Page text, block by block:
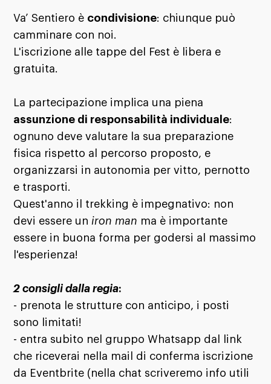
Va’ Sentiero è condivisione: chiunque può
camminare con noi.
L'iscrizione alle tappe del Fest è libera e
gratuita.
La partecipazione implica una piena
assunzione di responsabilità individuale:
ognuno deve valutare la sua preparazione
fisica rispetto al percorso proposto, e
organizzarsi in autonomia per vitto, pernotto
e trasporti.
Quest'anno il trekking è impegnativo: non
devi essere un iron man ma è importante
essere in buona forma per godersi al massimo
l'esperienza!
2 consigli dalla regia:
- prenota le strutture con anticipo, i posti
sono limitati!
- entra subito nel gruppo Whatsapp dal link
che riceverai nella mail di conferma iscrizione
da Eventbrite (nella chat scriveremo info utili